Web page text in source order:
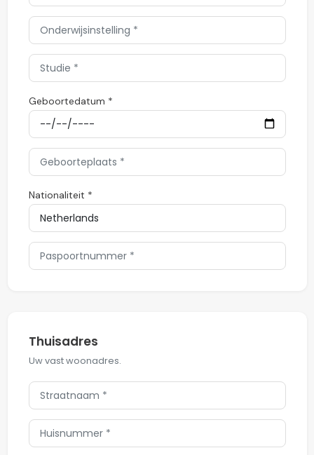
Geboortedatum *
Nationaliteit *
Thuisadres
Uw vast woonadres.